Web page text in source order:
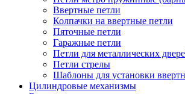
Ввертные петли
Колпачки на ввертные петли
Пяточные петли
Гаражные петли
Петли для металлических
Петли стрелы
Шаблоны для установки
Цилиндровые механизмы